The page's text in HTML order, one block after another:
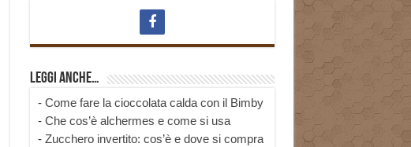
Leggi anche…
- Come fare la cioccolata calda con il Bimby
- Che cos’è alchermes e come si usa
- Zucchero invertito: cos’è e dove si compra